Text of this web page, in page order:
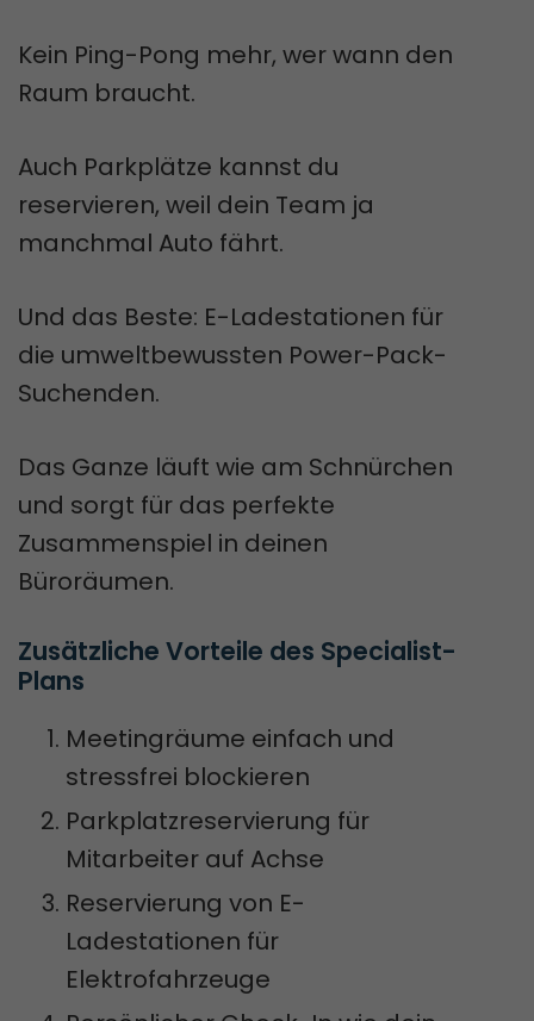
Kein Ping-Pong mehr, wer wann den
Raum braucht.
Auch Parkplätze kannst du
reservieren, weil dein Team ja
manchmal Auto fährt.
Und das Beste: E-Ladestationen für
die umweltbewussten Power-Pack-
Suchenden.
Das Ganze läuft wie am Schnürchen
und sorgt für das perfekte
Zusammenspiel in deinen
Büroräumen.
Zusätzliche Vorteile des Specialist-
Plans
Meetingräume einfach und
stressfrei blockieren
Parkplatzreservierung für
Mitarbeiter auf Achse
Reservierung von E-
Ladestationen für
Elektrofahrzeuge